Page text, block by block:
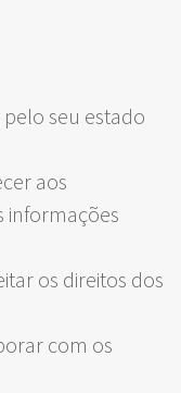
seu estado
aos
informações
os direitos dos
com os